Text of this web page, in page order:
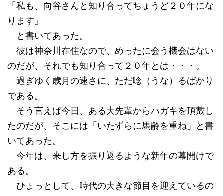
「私も、向谷さんと知り合ってちょうど２０年にな
ります」
と書いてあった。
彼は神奈川在住なので、めったに会う機会はない
のだが、それでも知り合って２０年とは・・・。
過ぎゆく歳月の速さに、ただ唸（うな）るばかり
である。
そう言えば今日、ある大先輩からハガキを頂戴し
たのだが、そこには「いたずらに馬齢を重ね」と書
いてあった。
今年は、来し方を振り返るような新年の幕開けで
ある。
ひょっとして、時代の大きな節目を迎えているの